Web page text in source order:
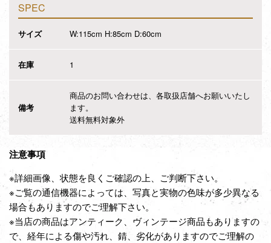
SPEC
サイズ W:115cm H:85cm D:60cm
在庫 1
備考
商品のお問い合わせは、各取扱店舗へお願いいたし
ます。
送料無料対象外
注意事項
※詳細画像、状態を良くご確認の上、ご判断下さい。
※ご覧の通信機器によっては、写真と実物の色味が多少異なる
場合もありますのでご理解下さい。
※当店の商品はアンティーク、ヴィンテージ商品もありますの
で、経年による傷や汚れ、錆、劣化がありますのでご理解の